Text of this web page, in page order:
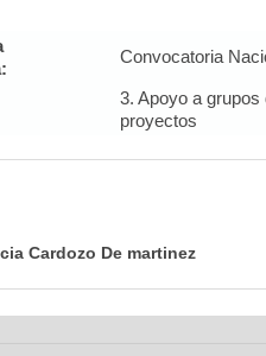
Convocatoria
3. Apoyo a
proyectos
Cardozo De martinez